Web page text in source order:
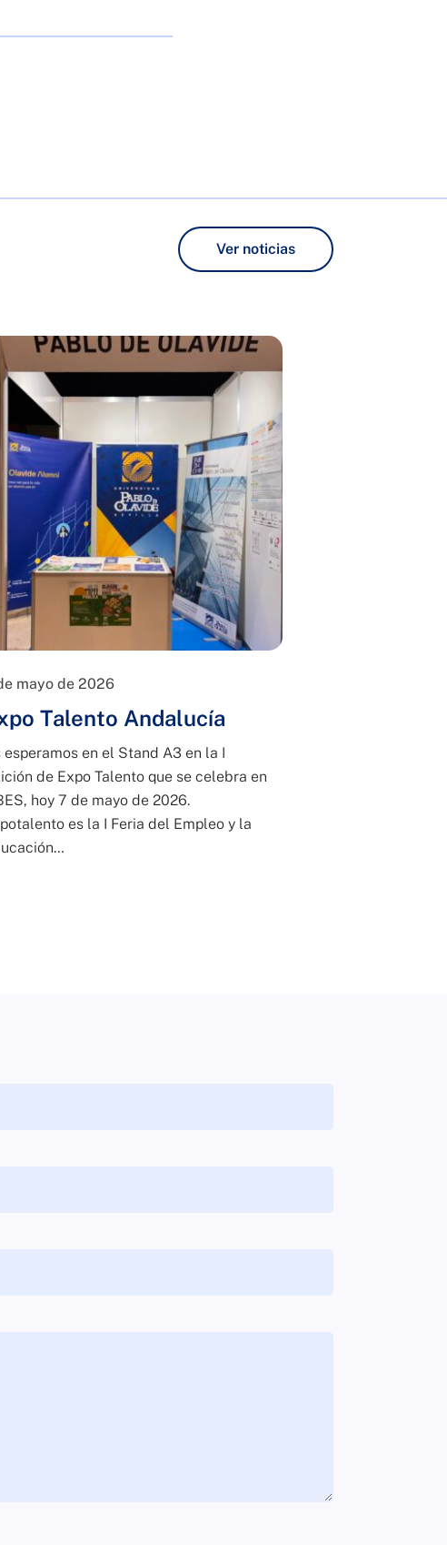
Ver noticias
mayo de 2026
Talento Andalucía
esperamos en el Stand A3 en la I
de Expo Talento que se celebra en
hoy 7 de mayo de 2026.
es la I Feria del Empleo y la